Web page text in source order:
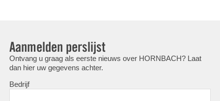
Aanmelden perslijst
Ontvang u graag als eerste nieuws over HORNBACH? Laat
dan hier uw gegevens achter.
Bedrijf